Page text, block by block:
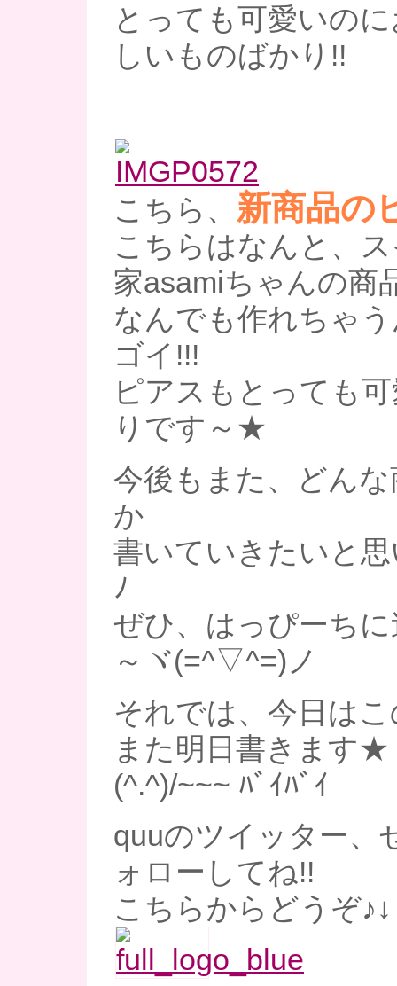
とっても可愛いの
しいものばかり!!
こちら、 新商品の
こちらはなんと、
家asamiちゃんの商
なんでも作れちゃ
ゴイ!!!
ピアスもとっても
りです～★
今後もまた、どん
か
書いていきたいと
ﾉ
ぜひ、はっぴーち
～ヾ(=^▽^=)ノ
それでは、今日は
また明日書きます★
(^.^)/~~~ ﾊﾞｲﾊﾞｲ
quuのツイッター、
ォローしてね!!
こちらからどうぞ♪↓